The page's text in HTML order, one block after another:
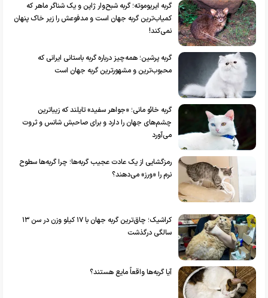
گربه ایریوموته؛ گربه شبح‌وار ژاپن و یک شناگر ماهر که
کمیاب‌ترین گربه جهان است و مدفوعش را زیر خاک پنهان
نمی‌کند!
گربه پرشین؛ همه‌چیز درباره گربه باستانی ایرانی که
محبوب‌ترین و مشهورترین گربه جهان است
گربه خائو مانی؛ «جواهر سفید» تایلند که زیباترین
چشم‌های جهان را دارد و برای صاحبش شانس و ثروت
می‌آورد
رمزگشایی از یک عادت عجیب گربه‌ها؛ چرا گربه‌ها سطوح
نرم را «ورز» می‌دهند؟
کراشیک؛ چاق‌ترین گربه جهان با ۱۷ کیلو وزن در سن ۱۳
سالگی درگذشت
آیا گربه‌ها واقعاً مایع هستند؟